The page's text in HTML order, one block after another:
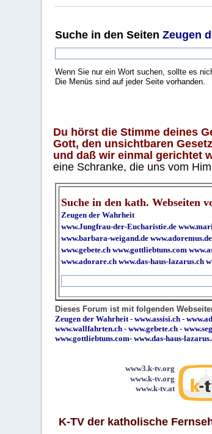
Suche in den SeitenZeugen
Wenn Sie nur ein Wort suchen, sollte es
Die Menüs sind auf jeder Seite vorhanden.
Du hörst die Stimme deines
Gott, den unsichtbaren
und daß wir einmal gerichtet
eine Schranke, die uns vom
Suche in den kath. Webseiten
Zeugen der Wahrheit
www.Jungfrau-der-Eucharistie.de
www.barbara-weigand.de www.adoremus.de
www.gebete.ch www.gottliebtuns.com
www.adorare.ch www.das-haus-lazarus.ch
Dieses Forum ist mit folgenden
Zeugen der Wahrheit -www.assisi.ch -
www.wallfahrten.ch -www.gebete.ch -
www.gottliebtuns.com-www.das-haus-
www3.k-tv.org
www.k-tv.org
www.k-tv.at
K-TV der katholische